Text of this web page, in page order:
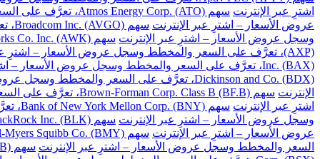
اشترِ عبر الإنترنت سهم Atmos Energy Corp. (ATO)، تعرَّف على السعر والمخطط وسجل عروض الأسعار – اشترِ عبر الإنترنت
عروض الأسعار – اشترِ عبر الإنترنت سهم Broadcom Inc. (AVGO)، تعرَّف على السعر والمخطط وسجل عروض الأسعار – اشترِ عبر الإنترنت
وسجل عروض الأسعار – اشترِ عبر الإنترنت سهم American Water Works Co. Inc. (AWK)، تعرَّف على السعر والمخطط وسجل عروض الأسعار – اشترِ عبر الإنترنت
(AXP)، تعرَّف على السعر والمخطط وسجل عروض الأسعار – اشترِ عبر الإنترنت
Inc. (BAX)، تعرَّف على السعر والمخطط وسجل عروض الأسعار – اشترِ عبر الإنترنت
Dickinson and Co. (BDX)، تعرَّف على السعر والمخطط وسجل عروض الأسعار – اشترِ عبر الإنترنت
الإنترنت سهم Brown-Forman Corp. Class B (BF.B)، تعرَّف على السعر والمخطط وسجل عروض الأسعار – اشترِ عبر الإنترنت
اشترِ عبر الإنترنت سهم Bank of New York Mellon Corp. (BNY)، تعرَّف على السعر والمخطط وسجل عروض الأسعار – اشترِ عبر الإنترنت
وسجل عروض الأسعار – اشترِ عبر الإنترنت سهم BlackRock Inc. (BLK)، تعرَّف على السعر والمخطط وسجل عروض الأسعار – اشترِ عبر الإنترنت
عروض الأسعار – اشترِ عبر الإنترنت سهم Bristol-Myers Squibb Co. (BMY)، تعرَّف على السعر والمخطط وسجل عروض الأسعار – اشترِ عبر الإنترنت
السعر والمخطط وسجل عروض الأسعار – اشترِ عبر الإنترنت سهم Berkshire Hathaway Inc. Class B (BRK.B)، تعرَّف على السعر والمخطط وسجل عروض الأسعار – اشترِ عبر الإنترنت